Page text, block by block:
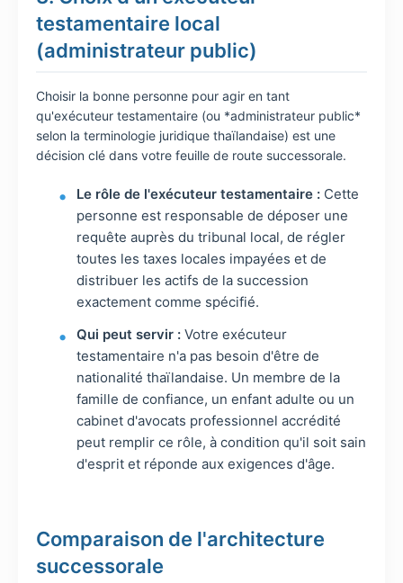
testamentaire local
(administrateur public)
Choisir la bonne personne pour agir en tant
qu'exécuteur testamentaire (ou *administrateur public*
selon la terminologie juridique thaïlandaise) est une
décision clé dans votre feuille de route successorale.
Le rôle de l'exécuteur testamentaire : Cette
personne est responsable de déposer une
requête auprès du tribunal local, de régler
toutes les taxes locales impayées et de
distribuer les actifs de la succession
exactement comme spécifié.
Qui peut servir : Votre exécuteur
testamentaire n'a pas besoin d'être de
nationalité thaïlandaise. Un membre de la
famille de confiance, un enfant adulte ou un
cabinet d'avocats professionnel accrédité
peut remplir ce rôle, à condition qu'il soit sain
d'esprit et réponde aux exigences d'âge.
Comparaison de l'architecture
successorale